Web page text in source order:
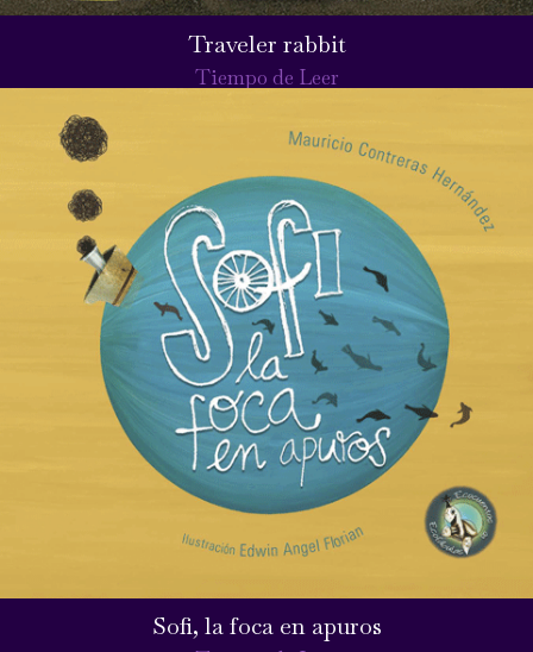
Traveler rabbit
Tiempo de Leer
Sofi, la foca en apuros